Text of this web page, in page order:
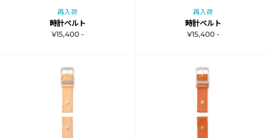
再入荷
時計ベルト
¥15,400 -
再入荷
時計ベルト
¥15,400 -